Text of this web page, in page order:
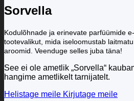
Sorvella
Kodulõhnade ja erinevate parfüümide
tootevalikut, mida iseloomustab
aroomid. Veenduge selles juba täna!
See ei ole ametlik „Sorvella“
hangime ametlikelt tarnijatelt.
Helistage meile Kirjutage meile